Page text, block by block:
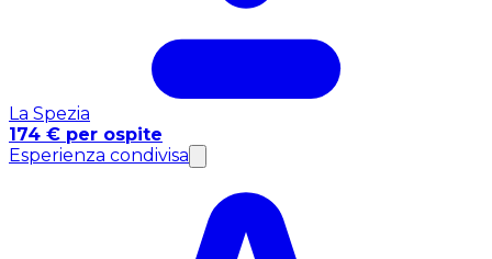
La Spezia
174 € per ospite
Esperienza condivisa